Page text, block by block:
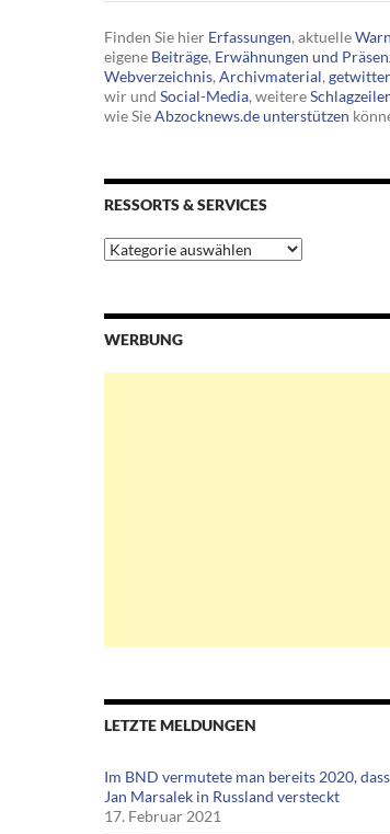
Finden Sie hier Erfassungen, aktuelle
eigene Beiträge, Erwähnungen und
Webverzeichnis, Archivmaterial,
wir und Social-Media, weitere
wie SieAbzocknews.de unterstützen
RESSORTS & SERVICES
Ressorts
&
WERBUNG
LETZTE MELDUNGEN
Im BND vermutete man bereits 2020,
Jan Marsalek in Russland versteckt
17. Februar 2021